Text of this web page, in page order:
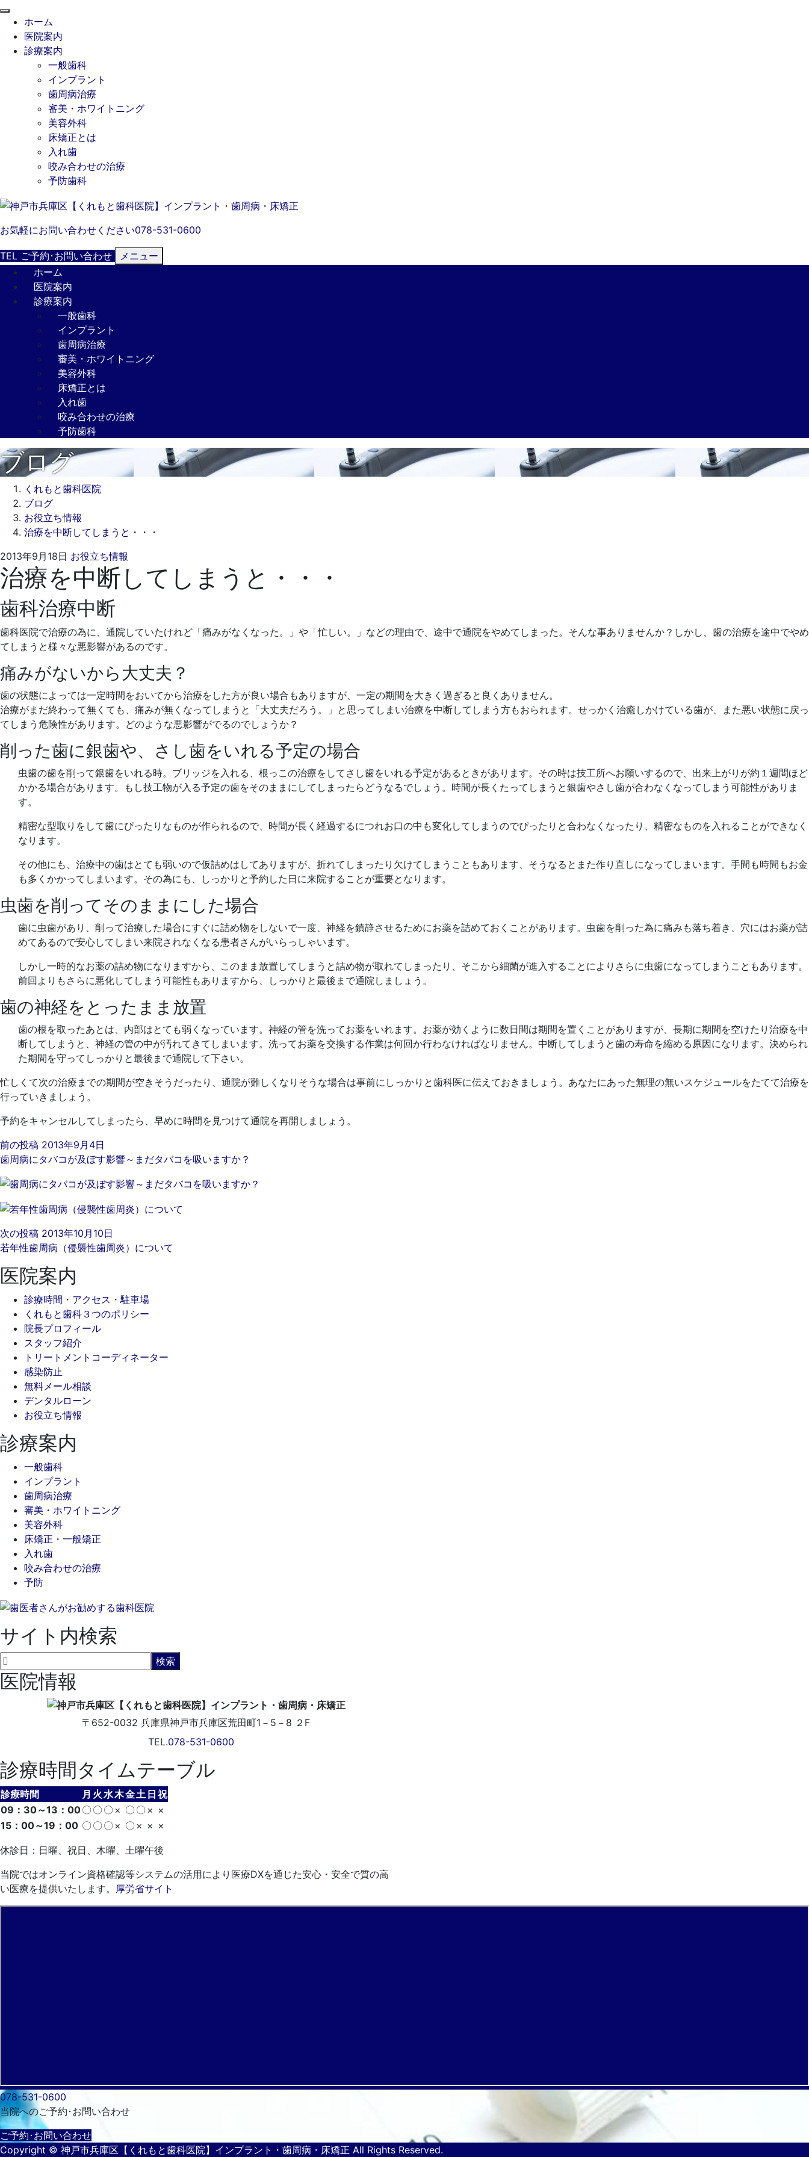
ホーム
医院案内
診療案内
一般歯科
インプラント
歯周病治療
審美・ホワイトニング
美容外科
床矯正とは
入れ歯
咬み合わせの治療
予防歯科
お気軽にお問い合わせください078-531-0600
TEL ご予約･ お問い合わせ
メニュー
ホーム
医院案内
診療案内
一般歯科
インプラント
歯周病治療
審美・ホワイトニング
美容外科
床矯正とは
入れ歯
咬み合わせの治療
予防歯科
ブログ
くれもと歯科医院
ブログ
お役立ち情報
治療を中断してしまうと・・・
2013年9月18日 お役立ち情報
年
4
日
れ
も
科
医
治療を中断してしまうと・・・
歯科治療中断
歯科医院で治療の為に、通院していたけれど「痛みがなくなった。」や「忙しい。」などの理由で、途中で通院をやめてしまった。そんな事ありませんか？しかし、歯の治療を途中でやめ
てしまうと様々な悪影響があるのです。
痛みがないから大丈夫？
歯の状態によっては一定時間をおいてから治療をした方が良い場合もありますが、一定の期間を大きく過ぎると良くありません。
治療がまだ終わって無くても、痛みが無くなってしまうと「大丈夫だろう。」と思ってしまい治療を中断してしまう方もおられます。せっかく治癒しかけている歯が、また悪い状態に戻っ
てしまう危険性があります。どのような悪影響がでるのでしょうか？
削った歯に銀歯や、さし歯をいれる予定の場合
虫歯の歯を削って銀歯をいれる時。ブリッジを入れる、根っこの治療をしてさし歯をいれる予定があるときがあります。その時は技工所へお願いするので、出来上がりが約１週間ほど
かかる場合があります。もし技工物が入る予定の歯をそのままにしてしまったらどうなるでしょう。時間が長くたってしまうと銀歯やさし歯が合わなくなってしまう可能性がありま
す。
精密な型取りをして歯にぴったりなものが作られるので、時間が長く経過するにつれお口の中も変化してしまうのでぴったりと合わなくなったり、精密なものを入れることができなく
なります。
その他にも、治療中の歯はとても弱いので仮詰めはしてありますが、折れてしまったり欠けてしまうこともあります、そうなるとまた作り直しになってしまいます。手間も時間もお金
も多くかかってしまいます。その為にも、しっかりと予約した日に来院することが重要となります。
虫歯を削ってそのままにした場合
歯に虫歯があり、削って治療した場合にすぐに詰め物をしないで一度、神経を鎮静させるためにお薬を詰めておくことがあります。虫歯を削った為に痛みも落ち着き、穴にはお薬が詰
めてあるので安心してしまい来院されなくなる患者さんがいらっしゃいます。
しかし一時的なお薬の詰め物になりますから、このまま放置してしまうと詰め物が取れてしまったり、そこから細菌が進入することによりさらに虫歯になってしまうこともあります。
前回よりもさらに悪化してしまう可能性もありますから、しっかりと最後まで通院しましょう。
歯の神経をとったまま放置
歯の根を取ったあとは、内部はとても弱くなっています。神経の管を洗ってお薬をいれます。お薬が効くように数日間は期間を置くことがありますが、長期に期間を空けたり治療を中
断してしまうと、神経の管の中が汚れてきてしまいます。洗ってお薬を交換する作業は何回か行わなければなりません。中断してしまうと歯の寿命を縮める原因になります。決められ
た期間を守ってしっかりと最後まで通院して下さい。
忙しくて次の治療までの期間が空きそうだったり、通院が難しくなりそうな場合は事前にしっかりと歯科医に伝えておきましょう。あなたにあった無理の無いスケジュールをたてて治療を
行っていきましょう。
予約をキャンセルしてしまったら、早めに時間を見つけて通院を再開しましょう。
前の投稿 2013年9月4日
歯周病にタバコが及ぼす影響～まだタバコを吸いますか？
次の投稿 2013年10月10日
若年性歯周病（侵襲性歯周炎）について
医院案内
診療時間・アクセス・駐車場
くれもと歯科３つのポリシー
院長プロフィール
スタッフ紹介
トリートメントコーディネーター
感染防止
無料メール相談
デンタルローン
お役立ち情報
診療案内
一般歯科
インプラント
歯周病治療
審美・ホワイトニング
美容外科
床矯正・一般矯正
入れ歯
咬み合わせの治療
予防
サイト内検索
医院情報
〒652-0032兵庫県神戸市兵庫区荒田町1－5－8 ２F
TEL.078-531-0600
診療時間タイムテーブル
診療時間 月 火 水木金土 日 祝
09：30～13：00〇 〇 〇 × 〇 〇 × ×
15：00～19：00 〇 〇 〇 × 〇 × × ×
休診日：日曜、祝日、木曜、土曜午後
当院ではオンライン資格確認等システムの活用により医療DXを通じた安心・安全で質の高
い医療を提供いたします。 厚労省サイト
078-531-0600
当院へのご予約･ お問い合わせ
ご予約･お問い合わせ
Copyright © 神戸市兵庫区【くれもと歯科医院】インプラント・歯周病・床矯正 All Rights Reserved.